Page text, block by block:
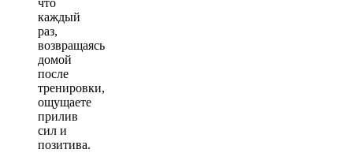
что
каждый
раз,
возвращаясь
домой
после
тренировки,
ощущаете
прилив
сил и
позитива.